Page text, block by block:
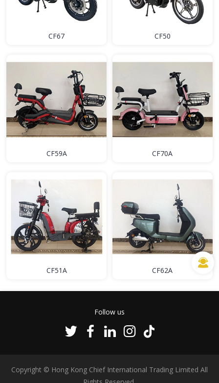
CF67 CF50
CF59A CF70A
CF51A CF62A
Follow us
Copyright © Hong Kong Chief International Trading Limited All